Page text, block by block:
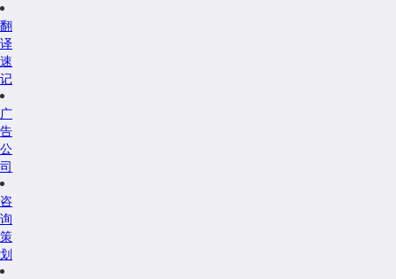
翻
译
速
记
广
告
公
司
咨
询
策
划